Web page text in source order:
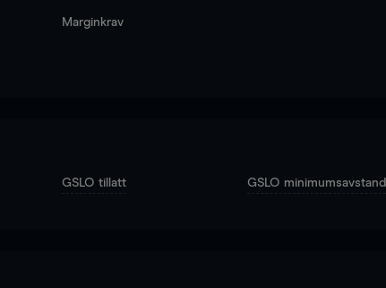
Marginkrav
GSLO tillatt GSLO minimumsavstand